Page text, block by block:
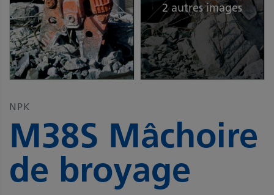
2 autres images
NPK
M38S Mâchoire
de broyage